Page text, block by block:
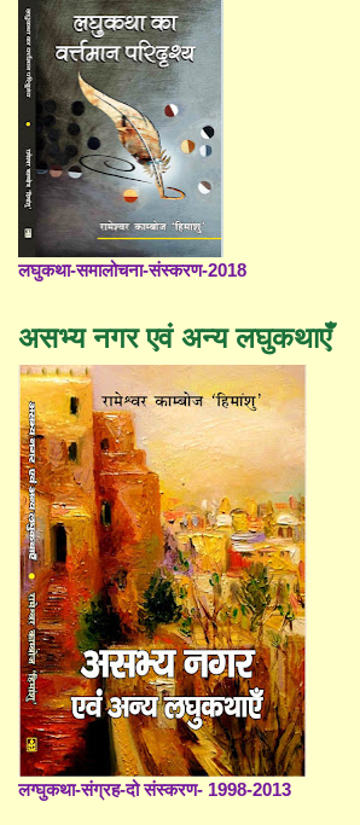
लघुकथा-समालोचना-संस्करण-2018
असभ्य नगर एवं अन्य लघुकथाएँ
लग्घुकथा-संग्रह-दो संस्करण- 1998-2013